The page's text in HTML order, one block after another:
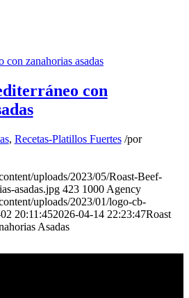
con
, Recetas-Platillos Fuertes /por
uploads/2023/05/Roast-Beef-
asadas.jpg 423 1000 Agency
uploads/2023/01/logo-cb-
20:11:452026-04-14 22:23:47Roast
Asadas